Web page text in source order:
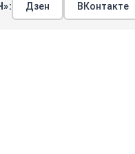
Дзен ВКонтакте